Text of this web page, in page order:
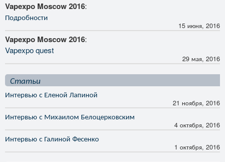
Vapexpo Moscow 2016:
Подробности
15 июня, 2016
Vapexpo Moscow 2016:
Vapexpo quest
29 мая, 2016
Статьи
Интервью с Еленой Лапиной
21 ноября, 2016
Интервью с Михаилом Белоцерковским
4 октября, 2016
Интервью с Галиной Фесенко
1 октября, 2016